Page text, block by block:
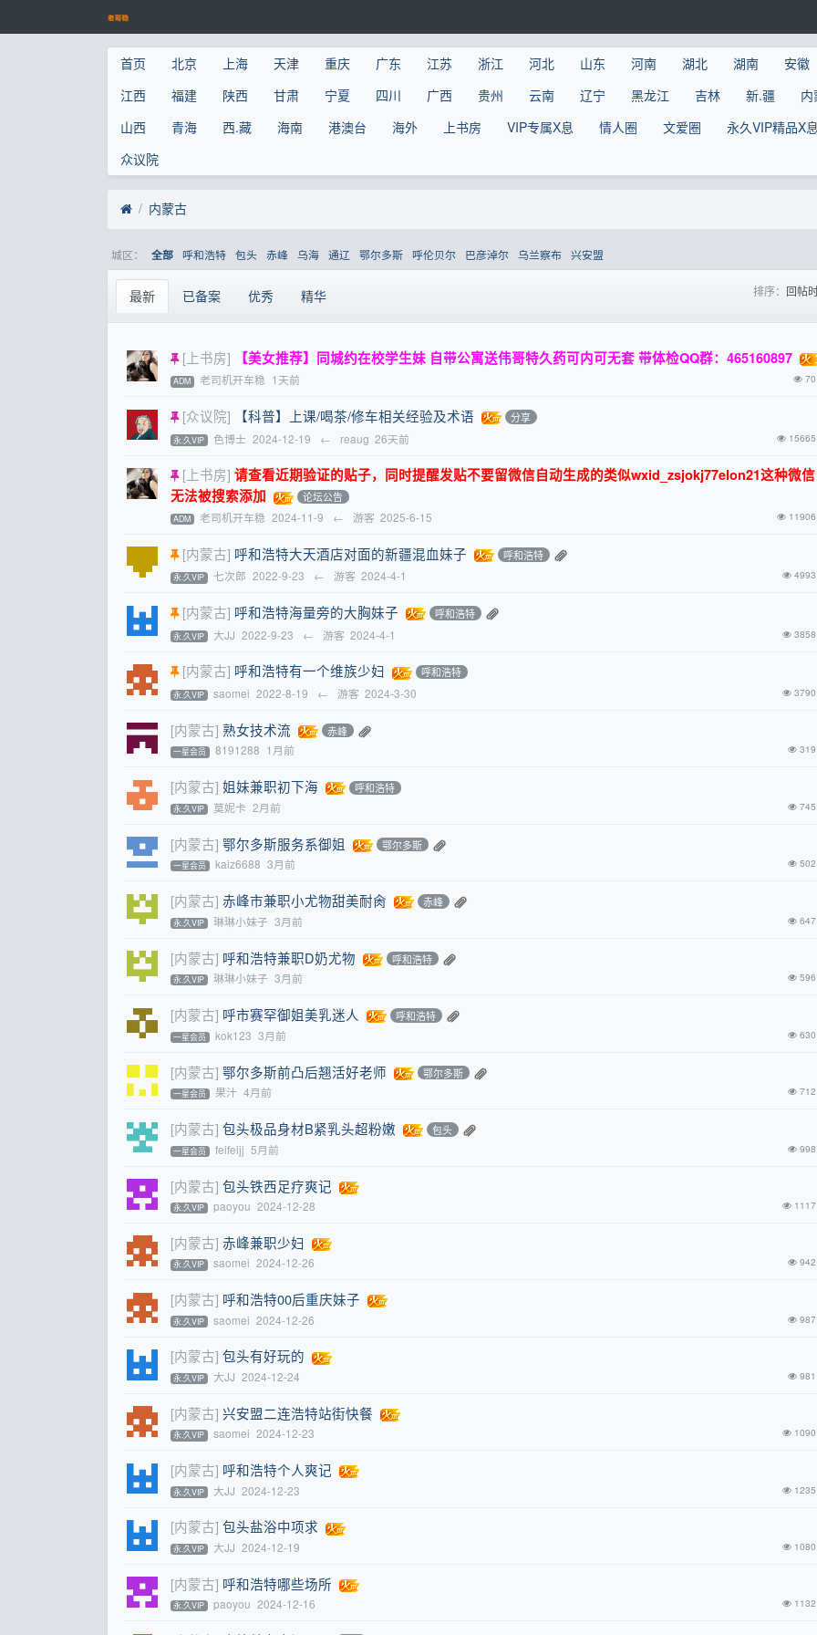
首页 北京 上海 天津 重庆 广东 江苏 浙江 河北 山东 河南 湖北 湖南
安徽
江西
福建 陕西 甘肃 宁夏 四川 广西 贵州 云南 辽宁 黑龙江 吉林 新.疆
山西
青海 西.藏 海南 港澳台 海外 上书房 VIP专属X息 情人圈 文爱圈
永久VIP精品X息
众议院
内蒙古
城区： 全部 呼和浩特 包头 赤峰 乌海 通辽 鄂尔多斯 呼伦贝尔 巴彦淖尔 乌兰察布 兴安盟
最新 已备案 优秀 精华 排序： 回帖
[上书房] 【美女推荐】同城约在校学生妹 自带公寓送伟哥特久药可内可无套 带体检QQ群：465160897
ADM 老司机开车稳 1天前 70
[众议院] 【科普】上课/喝茶/修车相关经验及术语 分享
永.久VIP 色博士 2024-12-19 ← reaug 26天前 15665
[上书房] 请查看近期验证的贴子，同时提醒发贴不要留微信自动生成的类似wxid_zsjokj77elon21这种微信
无法被搜索添加
论坛公告
ADM 老司机开车稳 2024-11-9 ← 游客 2025-6-15 11906
[内蒙古] 呼和浩特大天酒店对面的新疆混血妹子 呼和浩特
永.久VIP 七次郎 2022-9-23 ← 游客 2024-4-1 4993
[内蒙古] 呼和浩特海量旁的大胸妹子 呼和浩特
永.久VIP 大JJ 2022-9-23 ← 游客 2024-4-1 3858
[内蒙古] 呼和浩特有一个维族少妇 呼和浩特
永.久VIP saomei 2022-8-19 ← 游客 2024-3-30 3790
[内蒙古] 熟女技术流 赤峰
一星会员 8191288 1月前 319
[内蒙古] 姐妹兼职初下海 呼和浩特
永.久VIP 莫妮卡 2月前 745
[内蒙古] 鄂尔多斯服务系御姐 鄂尔多斯
一星会员 kaiz6688 3月前 502
[内蒙古] 赤峰市兼职小尤物甜美耐肏 赤峰
永.久VIP 琳琳小妹子 3月前 647
[内蒙古] 呼和浩特兼职D奶尤物 呼和浩特
永.久VIP 琳琳小妹子 3月前 596
[内蒙古] 呼市赛罕御姐美乳迷人 呼和浩特
一星会员 kok123 3月前 630
[内蒙古] 鄂尔多斯前凸后翘活好老师 鄂尔多斯
一星会员 果汁 4月前 712
[内蒙古] 包头极品身材B紧乳头超粉嫩 包头
一星会员 feifeijj 5月前 998
[内蒙古] 包头铁西足疗爽记
永.久VIP paoyou 2024-12-28 1117
[内蒙古] 赤峰兼职少妇
永.久VIP saomei 2024-12-26 942
[内蒙古] 呼和浩特00后重庆妹子
永.久VIP saomei 2024-12-26 987
[内蒙古] 包头有好玩的
永.久VIP 大JJ 2024-12-24 981
[内蒙古] 兴安盟二连浩特站街快餐
永.久VIP saomei 2024-12-23 1090
[内蒙古] 呼和浩特个人爽记
永.久VIP 大JJ 2024-12-23 1235
[内蒙古] 包头盐浴中项求
永.久VIP 大JJ 2024-12-19 1080
[内蒙古] 呼和浩特哪些场所
永.久VIP paoyou 2024-12-16 1132